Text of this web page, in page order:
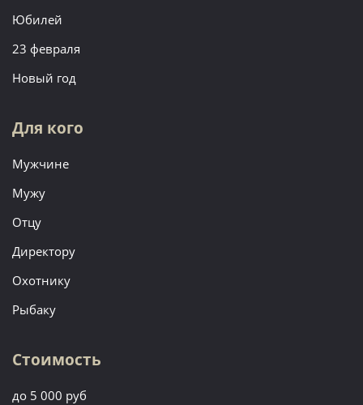
Юбилей
23 февраля
Новый год
Для кого
Мужчине
Мужу
Отцу
Директору
Охотнику
Рыбаку
Стоимость
до 5 000 руб